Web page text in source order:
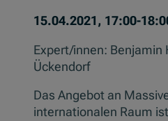
15.04.2021, 17:00-
Expert/innen: Benjamin
Ückendorf
Das Angebot an
internationalen Raum